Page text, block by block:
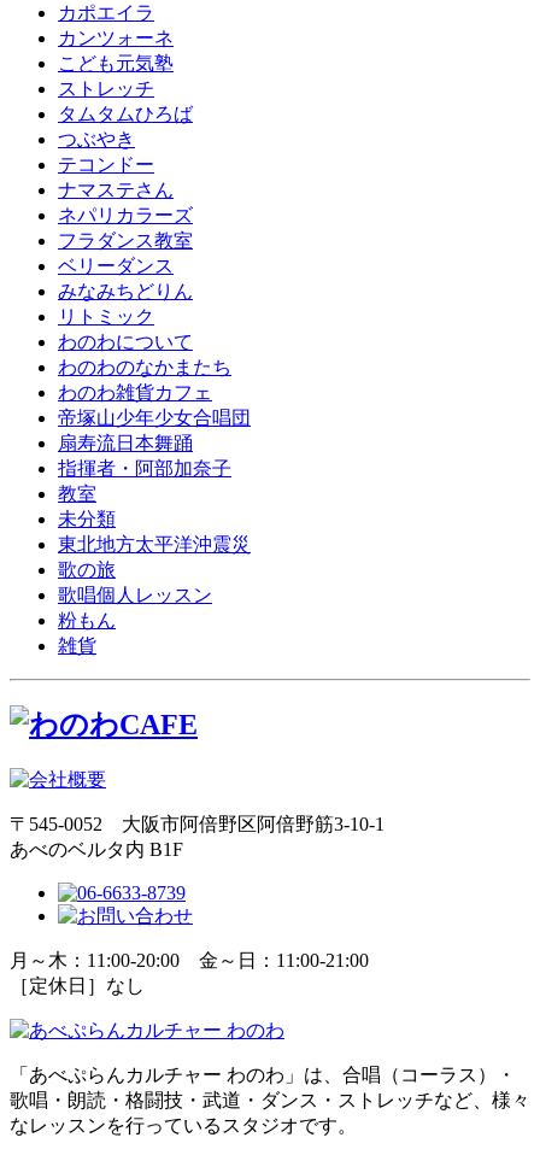
カポエイラ
カンツォーネ
こども元気塾
ストレッチ
タムタムひろば
つぶやき
テコンドー
ナマステさん
ネパリカラーズ
フラダンス教室
ベリーダンス
みなみちどりん
リトミック
わのわについて
わのわのなかまたち
わのわ雑貨カフェ
帝塚山少年少女合唱団
扇寿流日本舞踊
指揮者・阿部加奈子
教室
未分類
東北地方太平洋沖震災
歌の旅
歌唱個人レッスン
粉もん
雑貨
〒545-0052 大阪市阿倍野区阿倍野筋3-10-1
あべのベルタ内 B1F
月～木：11:00-20:00 金～日：11:00-21:00
［定休日］なし
「あべぷらんカルチャー わのわ」は、合唱（コーラス）・
歌唱・朗読・格闘技・武道・ダンス・ストレッチなど、様々
なレッスンを行っているスタジオです。